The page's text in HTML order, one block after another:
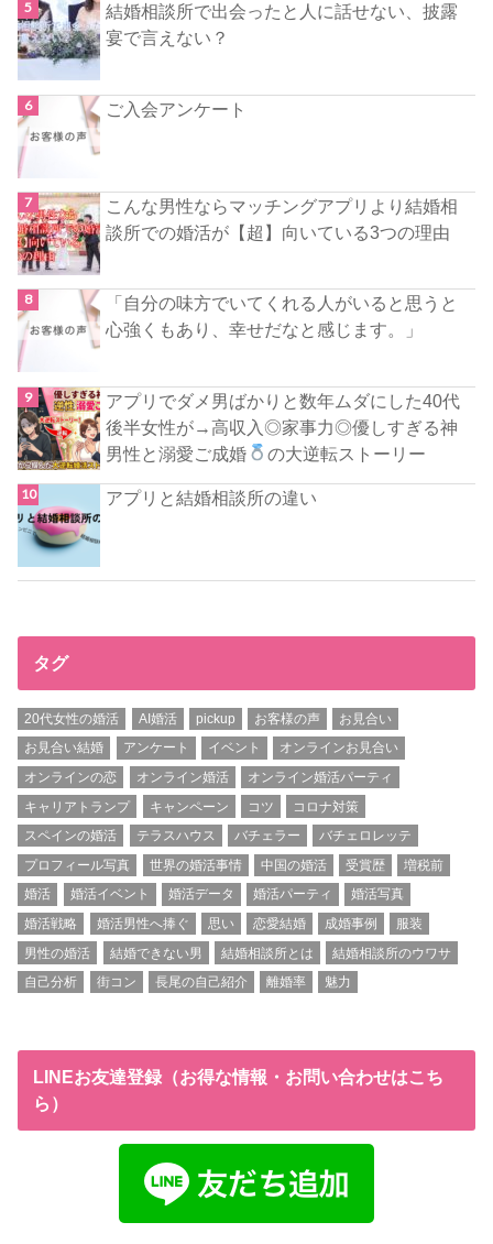
結婚相談所で出会ったと人に話せない、披露
宴で言えない？
ご入会アンケート
こんな男性ならマッチングアプリより結婚相
談所での婚活が【超】向いている3つの理由
「自分の味方でいてくれる人がいると思うと
心強くもあり、幸せだなと感じます。」
アプリでダメ男ばかりと数年ムダにした40代
後半女性が→高収入◎家事力◎優しすぎる神
男性と溺愛ご成婚
の大逆転ストーリー
アプリと結婚相談所の違い
タグ
20代女性の婚活 AI婚活 pickup お客様の声
お見合い
お見合い結婚
アンケート イベント
オンラインお見合い
オンラインの恋
オンライン婚活
オンライン婚活パーティ
キャリアトランプ
キャンペーン コツ
コロナ対策
スペインの婚活
テラスハウス バチェラー
バチェロレッテ
プロフィール写真
世界の婚活事情 中国の婚活 受賞歴
増税前
婚活
婚活イベント 婚活データ 婚活パーティ
婚活写真
婚活戦略
婚活男性へ捧ぐ 思い 恋愛結婚 成婚事例
服装
男性の婚活
結婚できない男 結婚相談所とは
結婚相談所のウワサ
自己分析
街コン 長尾の自己紹介 離婚率 魅力
LINEお友達登録（お得な情報・お問い合わせはこち
ら）